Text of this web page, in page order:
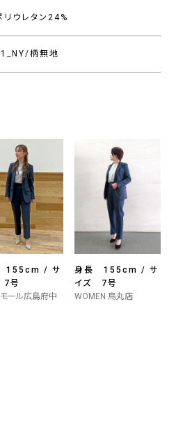
ウレタン24%
柄無地
155cm / サ
7号
ール広島府中
身長 155cm / サ
イズ 7号
WOMEN 烏丸店